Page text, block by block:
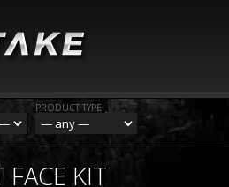
PRODUCT TYPE
FACE KIT